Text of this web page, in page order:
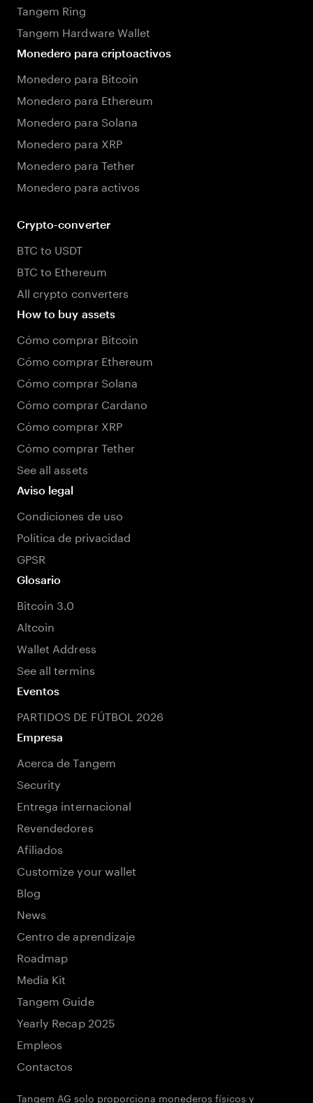
Tangem Ring
Tangem Hardware Wallet
Monedero para criptoactivos
Monedero para Bitcoin
Monedero para Ethereum
Monedero para Solana
Monedero para XRP
Monedero para Tether
Monedero para activos
Crypto-converter
BTC to USDT
BTC to Ethereum
All crypto converters
How to buy assets
Cómo comprar Bitcoin
Cómo comprar Ethereum
Cómo comprar Solana
Cómo comprar Cardano
Cómo comprar XRP
Cómo comprar Tether
See all assets
Aviso legal
Condiciones de uso
Política de privacidad
GPSR
Glosario
Bitcoin 3.0
Altcoin
Wallet Address
See all termins
Eventos
PARTIDOS DE FÚTBOL 2026
Empresa
Acerca de Tangem
Security
Entrega internacional
Revendedores
Afiliados
Customize your wallet
Blog
News
Centro de aprendizaje
Roadmap
Media Kit
Tangem Guide
Yearly Recap 2025
Empleos
Contactos
Tangem AG solo proporciona monederos físicos y